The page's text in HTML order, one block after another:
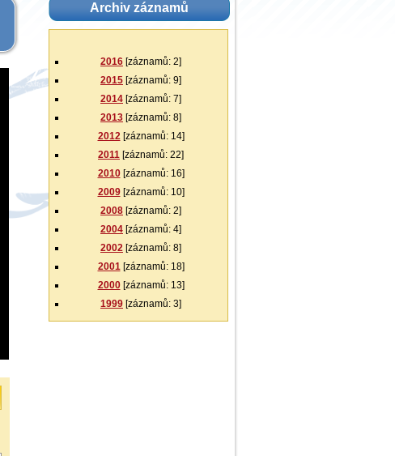
Archiv záznamů
2016 [záznamů: 2]
2015 [záznamů: 9]
2014 [záznamů: 7]
2013 [záznamů: 8]
2012[záznamů: 14]
2011 [záznamů: 22]
2010[záznamů: 16]
2009[záznamů: 10]
2008 [záznamů: 2]
2004 [záznamů: 4]
2002 [záznamů: 8]
2001[záznamů: 18]
2000[záznamů: 13]
1999 [záznamů: 3]